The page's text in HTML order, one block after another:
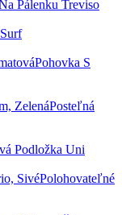
Pálenku Treviso
Pohovka S
Posteľná
Podložka Uni
Polohovateľné